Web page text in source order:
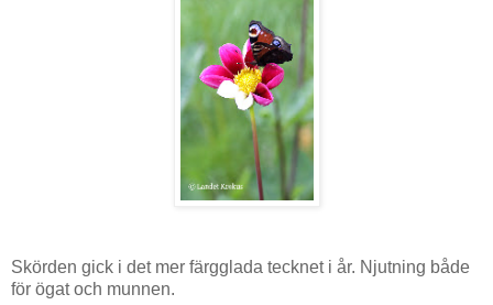
Skörden gick i det mer färgglada tecknet i år. Njutning både
för ögat och munnen.